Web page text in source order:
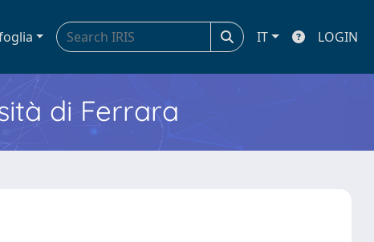
IT LOGIN
di Ferrara